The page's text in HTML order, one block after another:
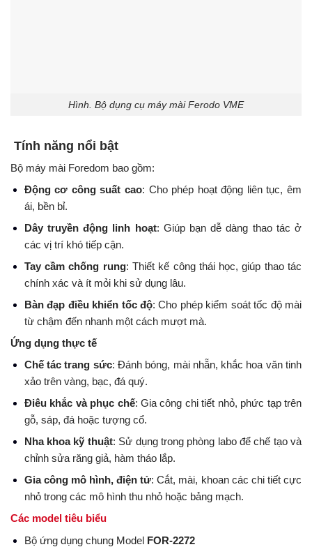
Hình. Bộ dụng cụ máy mài Ferodo VME
Tính năng nổi bật
Bộ máy mài Foredom bao gồm:
Động cơ công suất cao: Cho phép hoạt động liên tục, êm
ái, bền bỉ.
Dây truyền động linh hoạt: Giúp bạn dễ dàng thao tác ở
các vị trí khó tiếp cận.
Tay cầm chống rung: Thiết kế công thái học, giúp thao tác
chính xác và ít mỏi khi sử dụng lâu.
Bàn đạp điều khiển tốc độ: Cho phép kiểm soát tốc độ mài
từ chậm đến nhanh một cách mượt mà.
Ứng dụng thực tế
Chế tác trang sức: Đánh bóng, mài nhẵn, khắc hoa văn tinh
xảo trên vàng, bạc, đá quý.
Điêu khắc và phục chế: Gia công chi tiết nhỏ, phức tạp trên
gỗ, sáp, đá hoặc tượng cổ.
Nha khoa kỹ thuật: Sử dụng trong phòng labo để chế tạo và
chỉnh sửa răng giả, hàm tháo lắp.
Gia công mô hình, điện tử: Cắt, mài, khoan các chi tiết cực
nhỏ trong các mô hình thu nhỏ hoặc bảng mạch.
Các model tiêu biểu
Bộ ứng dụng chung Model FOR-2272